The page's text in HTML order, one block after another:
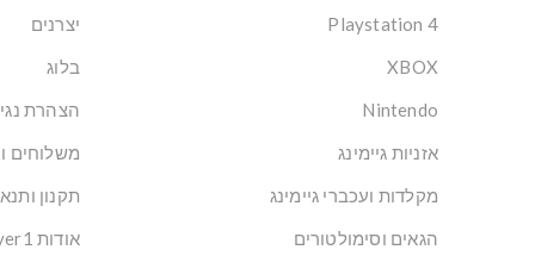
Playstation 4
XBOX
Nintendo
אזניות גיימינג
מקלדות ועכברי גיימינג
הגאים וסימולטורים
יצרנים
בלוג
הצהרת
משלוחים
תקנון
אודות Player1: הבית של הגיימרים בישראל